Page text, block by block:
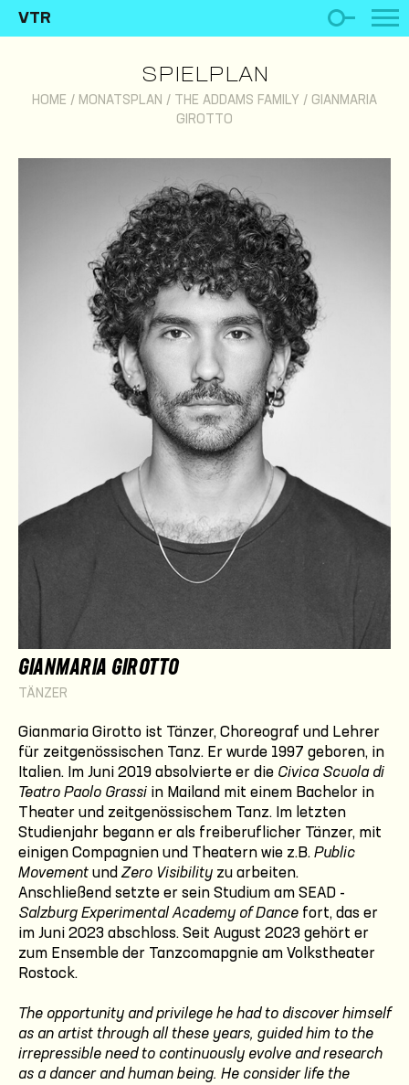
VTR
SPIELPLAN
HOME / MONATSPLAN / THE ADDAMS FAMILY / GIANMARIA
GIROTTO
GIANMARIA GIROTTO
TÄNZER
Gianmaria Girotto ist Tänzer, Choreograf und Lehrer
für zeitgenössischen Tanz. Er wurde 1997 geboren, in
Italien. Im Juni 2019 absolvierte er die Civica Scuola di
Teatro Paolo Grassi in Mailand mit einem Bachelor in
Theater und zeitgenössischem Tanz. Im letzten
Studienjahr begann er als freiberuflicher Tänzer, mit
einigen Compagnien und Theatern wie z.B. Public
Movement undZero Visibility zu arbeiten.
Anschließend setzte er sein Studium am SEAD -
Salzburg Experimental Academy of Dance fort, das er
im Juni 2023 abschloss. Seit August 2023 gehört er
zum Ensemble der Tanzcomapgnie am Volkstheater
Rostock.
The opportunity and privilege he had to discover himself
as an artist through all these years, guided him to the
irrepressible need to continuously evolve and research
as a dancer and human being. He consider life the